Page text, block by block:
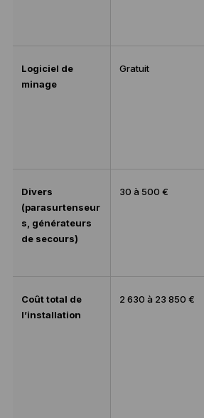
Logiciel de
minage
Gratuit
Divers
(parasurtenseur
s, générateurs
de secours)
30 à 500 €
Coût total de
l’installation
2 630 à 23 850 €